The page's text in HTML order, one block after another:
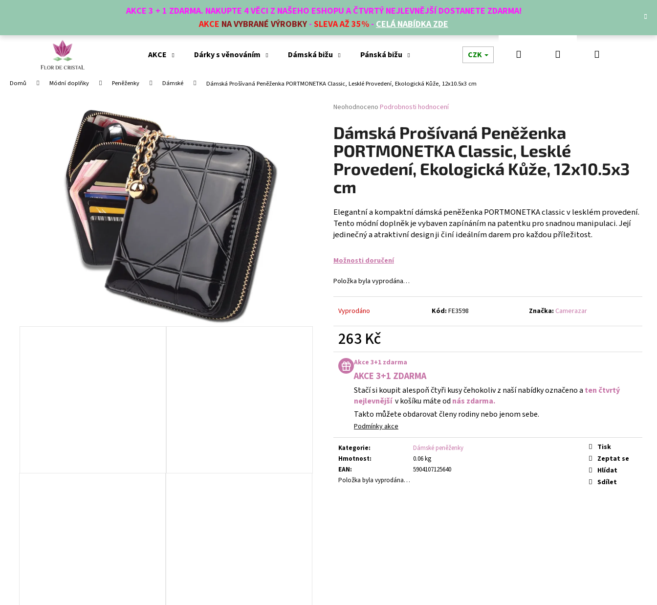
AKCE 3 + 1 ZDARMA. NAKUPTE 4 VĚCI Z NAŠEHO ESHOPU A ČTVRTÝ NEJLEVNĚJŠÍ DOSTANETE ZDARMA!
AKCE NA VYBRANÉ VÝROBKY - SLEVA AŽ 35% - CELÁ NABÍDKA ZDE
AKCE Dárky s věnováním Dámská bižu Pánská bižu Módní doplňky Novinky Doplňkový prodej
CZK Hledat PřihlášeníNákupní
Domů Módní doplňky Peněženky Dámské Dámská Prošívaná Peněženka PORTMONETKA Classic, Lesklé Provedení, Ekologická Kůže, 12x10.5x3 cm
Průměrné
produktu
je
0,0
z
5
hvězdiček.
Neohodnoceno Podrobnosti hodnocení
Dámská Prošívaná Peněženka
PORTMONETKA Classic, Lesklé
Provedení, Ekologická Kůže, 12x10.5x3
cm
Elegantní a kompaktní dámská peněženka PORTMONETKA classic v lesklém provedení.
Tento módní doplněk je vybaven zapínáním na patentku pro snadnou manipulaci. Její
jedinečný a atraktivní design ji činí ideálním darem pro každou příležitost.
Možnosti doručení
Položka byla vyprodána…
Vyprodáno Kód: FE3598 Značka: Camerazar
263 Kč
Měrná
cena:Akce 3+1 zdarma
AKCE 3+1 ZDARMA
Stačí si koupit alespoň čtyři kusy čehokoliv z naší nabídky označeno a ten čtvrtý
nejlevnější v košíku máte od nás zdarma.
Takto můžete obdarovat členy rodiny nebo jenom sebe.
Podmínky akce
Kategorie:
Dámské peněženky
Hmotnost:
0.06 kg
EAN:
5904107125640
Položka byla vyprodána…
Tisk
Zeptat se
Hlídat
Sdílet
do
do
Co potřebujete najít?
NÁHRDELNÍK A NÁUŠNICE ROZPUSTILÉ
KORÁLKY - ČERNÁ
259 Kč
DĚTSKÉ STŘÍBRNÉ NÁUŠNICE VÁŽKA
249 Kč
NÁUŠNICE - DUHA - NÁUŠNICE S KRYSTALY
299 Kč